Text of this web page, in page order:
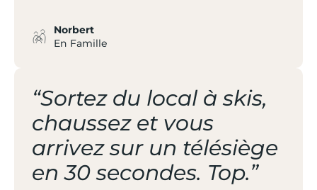
Norbert
En Famille
“Sortez du local à skis,
chaussez et vous
arrivez sur un télésiège
en 30 secondes. Top.”